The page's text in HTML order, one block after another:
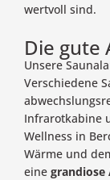
wertvoll sind.
Die gute
Unsere
Verschiedene
Infrarotkabine
Wellness in
Wärme und
eine grandiose